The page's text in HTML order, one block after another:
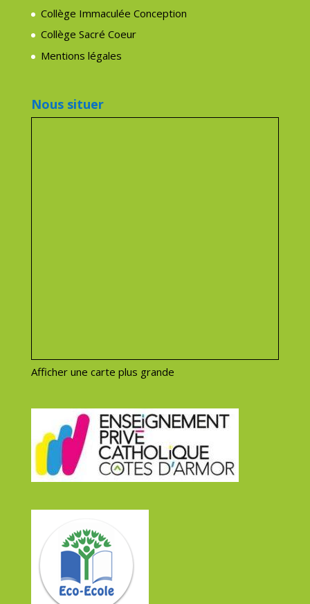
Collège Immaculée Conception
Collège Sacré Coeur
Mentions légales
Nous situer
Afficher une carte plus grande